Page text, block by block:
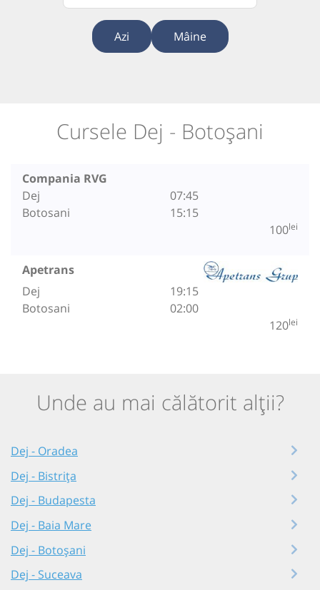
Azi Mâine
Cursele Dej - Botoșani
Compania RVG
Dej
Botosani
07:45
15:15
100lei
Apetrans
Dej
Botosani
19:15
02:00
120lei
Unde au mai călătorit alții?
Dej - Oradea
Dej - Bistrița
Dej - Budapesta
Dej - Baia Mare
Dej - Botoșani
Dej - Suceava